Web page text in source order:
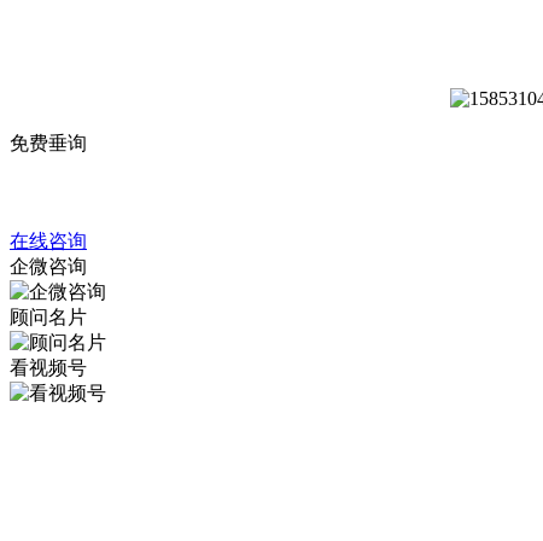
免费垂询
在线咨询
企微咨询
顾问名片
看视频号